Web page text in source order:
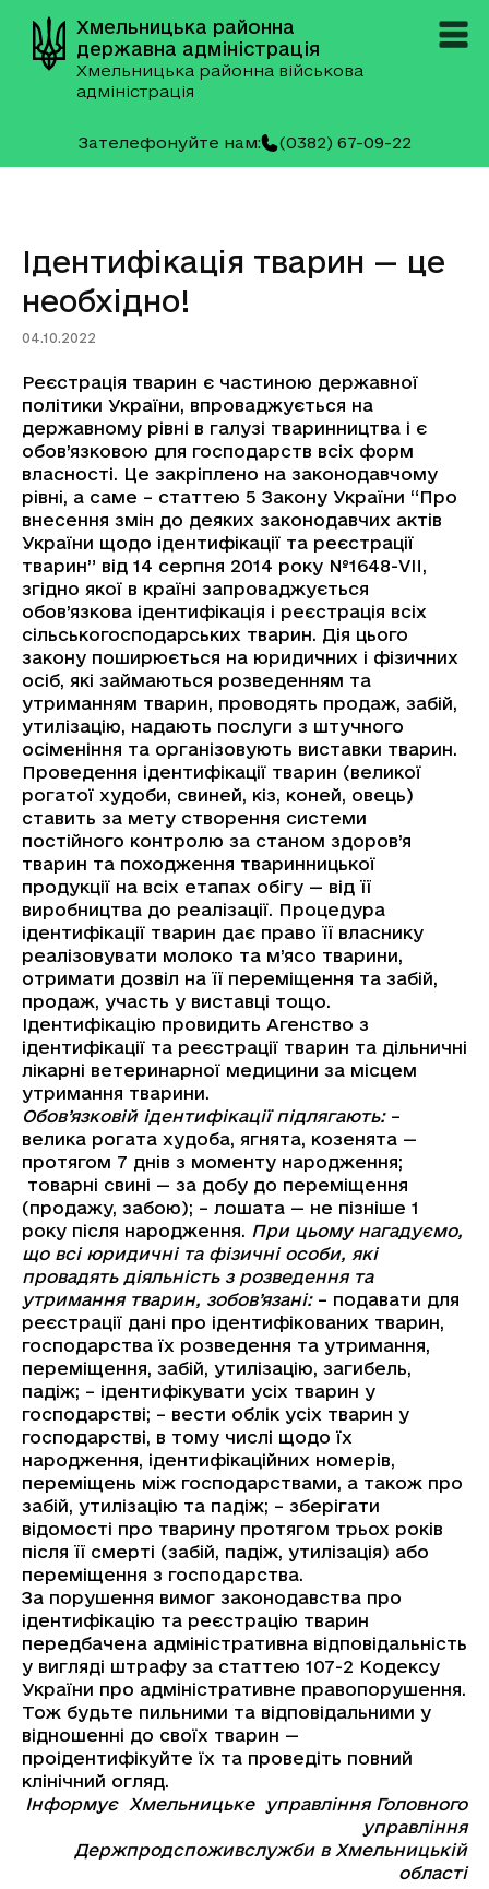
Хмельницька районна
державна адміністрація
Хмельницька районна військова
адміністрація
Зателефонуйте нам: (0382) 67-09-22
Ідентифікація тварин — це
необхідно!
04.10.2022
Реєстрація тварин є частиною державної
політики України, впроваджується на
державному рівні в галузі тваринництва і є
обов’язковою для господарств всіх форм
власності. Це закріплено на законодавчому
рівні, а саме – статтею 5 Закону України “Про
внесення змін до деяких законодавчих актів
України щодо ідентифікації та реєстрації
тварин” від 14 серпня 2014 року №1648-VII,
згідно якої в країні запроваджується
обов’язкова ідентифікація і реєстрація всіх
сільськогосподарських тварин. Дія цього
закону поширюється на юридичних і фізичних
осіб, які займаються розведенням та
утриманням тварин, проводять продаж, забій,
утилізацію, надають послуги з штучного
осіменіння та організовують виставки тварин.
Проведення ідентифікації тварин (великої
рогатої худоби, свиней, кіз, коней, овець)
ставить за мету створення системи
постійного контролю за станом здоров’я
тварин та походження тваринницької
продукції на всіх етапах обігу — від її
виробництва до реалізації. Процедура
ідентифікації тварин дає право її власнику
реалізовувати молоко та м’ясо тварини,
отримати дозвіл на її переміщення та забій,
продаж, участь у виставці тощо.
Ідентифікацію провидить Агенство з
ідентифікації та реєстрації тварин та дільничні
лікарні ветеринарної медицини за місцем
утримання тварини.
Обов’язковій ідентифікації підлягають:–
велика рогата худоба, ягнята, козенята —
протягом 7 днів з моменту народження;
товарні свині — за добу до переміщення
(продажу, забою); – лошата — не пізніше 1
року після народження. При цьому нагадуємо,
що всі юридичні та фізичні особи, які
провадять діяльність з розведення та
утримання тварин, зобов’язані:– подавати для
реєстрації дані про ідентифікованих тварин,
господарства їх розведення та утримання,
переміщення, забій, утилізацію, загибель,
падіж; – ідентифікувати усіх тварин у
господарстві; – вести облік усіх тварин у
господарстві, в тому числі щодо їх
народження, ідентифікаційних номерів,
переміщень між господарствами, а також про
забій, утилізацію та падіж; – зберігати
відомості про тварину протягом трьох років
після її смерті (забій, падіж, утилізація) або
переміщення з господарства.
За порушення вимог законодавства про
ідентифікацію та реєстрацію тварин
передбачена адміністративна відповідальність
у вигляді штрафу за статтею 107-2 Кодексу
України про адміністративне правопорушення.
Тож будьте пильними та відповідальними у
відношенні до своїх тварин —
проідентифікуйте їх та проведіть повний
клінічний огляд.
Інформує Хмельницьке управління Головного
управління
Держпродспоживслужби в Хмельницькій
області